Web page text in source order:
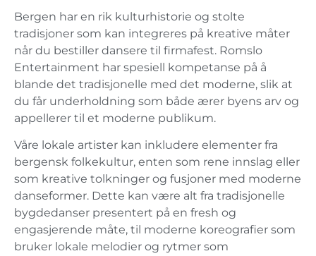
Bergen har en rik kulturhistorie og stolte
tradisjoner som kan integreres på kreative måter
når du bestiller dansere til firmafest. Romslo
Entertainment har spesiell kompetanse på å
blande det tradisjonelle med det moderne, slik at
du får underholdning som både ærer byens arv og
appellerer til et moderne publikum.
Våre lokale artister kan inkludere elementer fra
bergensk folkekultur, enten som rene innslag eller
som kreative tolkninger og fusjoner med moderne
danseformer. Dette kan være alt fra tradisjonelle
bygdedanser presentert på en fresh og
engasjerende måte, til moderne koreografier som
bruker lokale melodier og rytmer som